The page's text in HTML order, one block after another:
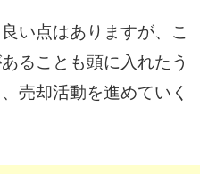
い点はありますが、こ
ることも頭に入れたう
売却活動を進めていく